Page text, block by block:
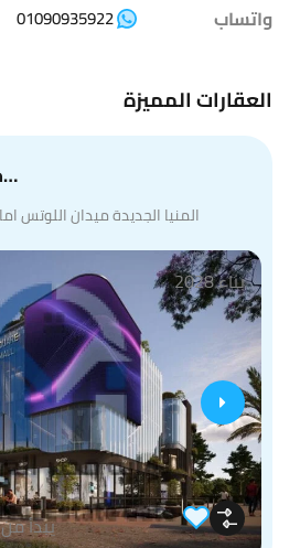
واتساب 01090935922
العقارات المميزة
محل تجاري 45 متر…
المنيا الجديدة ميدان اللوتس
بناء 2028
يبدأ من